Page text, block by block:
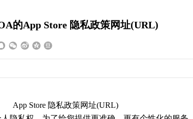
的App Store 隐私政策网址(URL)
App Store 隐私政策网址(URL)